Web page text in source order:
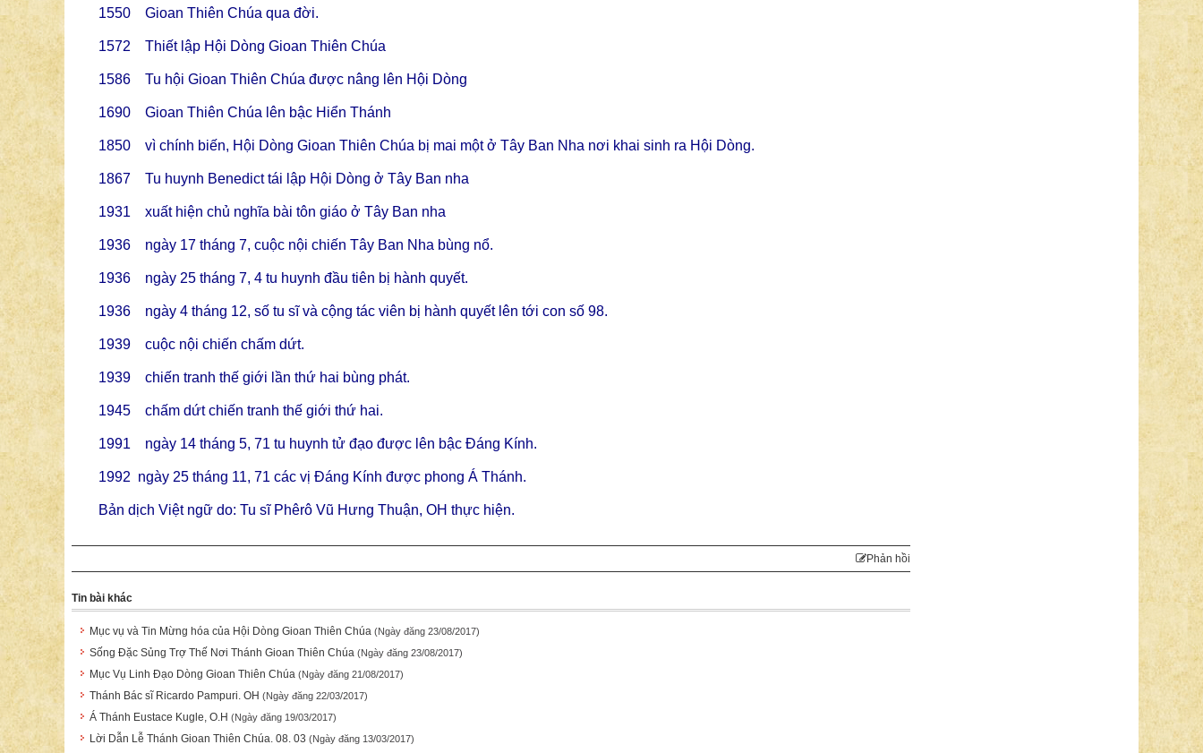
1550 Gioan Thiên Chúa qua đời.
1572 Thiết lập Hội Dòng Gioan Thiên Chúa
1586 Tu hội Gioan Thiên Chúa được nâng lên Hội Dòng
1690 Gioan Thiên Chúa lên bậc Hiển Thánh
1850 vì chính biến, Hội Dòng Gioan Thiên Chúa bị mai một ở Tây Ban Nha nơi khai sinh ra Hội Dòng.
1867 Tu huynh Benedict tái lập Hội Dòng ở Tây Ban nha
1931 xuất hiện chủ nghĩa bài tôn giáo ở Tây Ban nha
1936 ngày 17 tháng 7, cuộc nội chiến Tây Ban Nha bùng nổ.
1936 ngày 25 tháng 7, 4 tu huynh đầu tiên bị hành quyết.
1936 ngày 4 tháng 12, số tu sĩ và cộng tác viên bị hành quyết lên tới con số 98.
1939 cuộc nội chiến chấm dứt.
1939 chiến tranh thế giới lần thứ hai bùng phát.
1945 chấm dứt chiến tranh thế giới thứ hai.
1991 ngày 14 tháng 5, 71 tu huynh tử đạo được lên bậc Đáng Kính.
1992 ngày 25 tháng 11, 71 các vị Đáng Kính được phong Á Thánh.
Bản dịch Việt ngữ do: Tu sĩ Phêrô Vũ Hưng Thuận, OH thực hiện.
Phản hồi
Tin bài khác
Mục vụ và Tin Mừng hóa của Hội Dòng Gioan Thiên Chúa (Ngày đăng 23/08/2017)
Sống Đặc Sủng Trợ Thế Nơi Thánh Gioan Thiên Chúa (Ngày đăng 23/08/2017)
Mục Vụ Linh Đạo Dòng Gioan Thiên Chúa (Ngày đăng 21/08/2017)
Thánh Bác sĩ Ricardo Pampuri. OH (Ngày đăng 22/03/2017)
Á Thánh Eustace Kugle, O.H (Ngày đăng 19/03/2017)
Lời Dẫn Lễ Thánh Gioan Thiên Chúa. 08. 03 (Ngày đăng 13/03/2017)